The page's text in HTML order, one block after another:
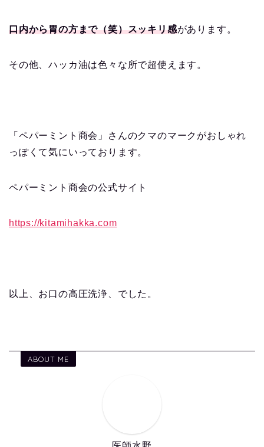
口内から胃の方まで（笑）スッキリ感があります。
その他、ハッカ油は色々な所で超使えます。
「ペパーミント商会」さんのクマのマークがおしゃれ
っぽくて気にいっております。
ペパーミント商会の公式サイト
https://kitamihakka.com
以上、お口の高圧洗浄、でした。
ABOUT ME